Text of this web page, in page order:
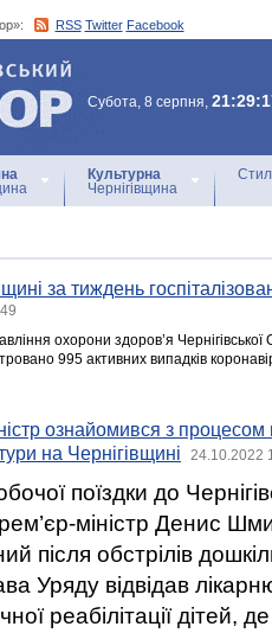
RSS Twitter Facebook
Субота, 8 серпня,
Культурна
Чернігівщина
за тиждень
охорони здоров’я
995 активних випадків
ознайомився з процесом
на Чернігівщині
24.10.2022
поїздки до
міністр Денис
після обстрілів
Уряду відвідав
реабілітації дітей,